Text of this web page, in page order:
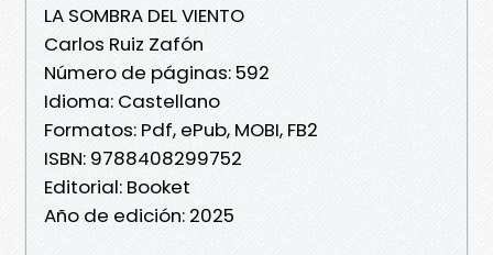
LA SOMBRA DEL VIENTO
Carlos Ruiz Zafón
Número de páginas: 592
Idioma: Castellano
Formatos: Pdf, ePub, MOBI, FB2
ISBN: 9788408299752
Editorial: Booket
Año de edición: 2025